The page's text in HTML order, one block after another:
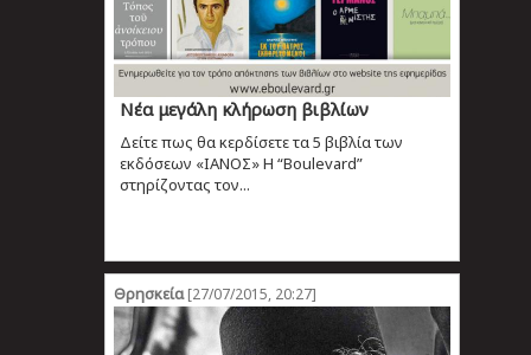
Νέα μεγάλη κλήρωση βιβλίων
Δείτε πως θα κερδίσετε τα 5 βιβλία των
εκδόσεων «ΙΑΝΟΣ» Η “Boulevard”
στηρίζοντας τον...
Θρησκεία[27/07/2015, 20:27]